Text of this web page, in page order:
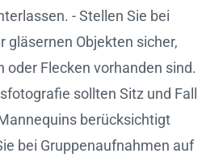
- Stellen Sie bei
gläsernen Objekten sicher,
oder Flecken vorhanden sind.
sollten Sitz und Fall
berücksichtigt
bei Gruppenaufnahmen auf